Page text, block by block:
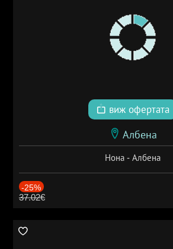
виж офертата
Албена
Нона - Албена
-25%
37.02€